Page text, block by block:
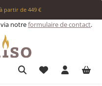
partir de 449 €
notreformulaire de contact.
Vous avez 0